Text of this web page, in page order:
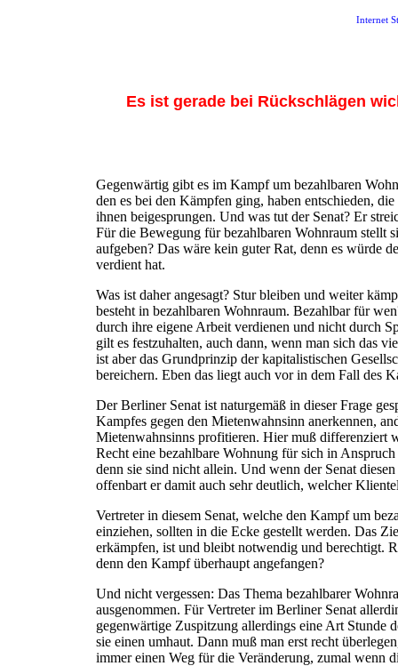
Internet
Es ist gerade bei Rückschlägen
Gegenwärtig gibt es im Kampf um bezahlbaren
den es bei den Kämpfen ging, haben entschieden,
ihnen beigesprungen. Und was tut der Senat? Er
Für die Bewegung für bezahlbaren Wohnraum stellt
aufgeben? Das wäre kein guter Rat, denn es würde
verdient hat.
Was ist daher angesagt? Stur bleiben und weiter
besteht in bezahlbaren Wohnraum. Bezahlbar für
durch ihre eigene Arbeit verdienen und nicht durch
gilt es festzuhalten, auch dann, wenn man sich das
ist aber das Grundprinzip der kapitalistischen
bereichern. Eben das liegt auch vor in dem Fall des
Der Berliner Senat ist naturgemäß in dieser Frage
Kampfes gegen den Mietenwahnsinn anerkennen,
Mietenwahnsinns profitieren. Hier muß differenziert
Recht eine bezahlbare Wohnung für sich in
denn sie sind nicht allein. Und wenn der Senat
offenbart er damit auch sehr deutlich, welcher
Vertreter in diesem Senat, welche den Kampf um
einziehen, sollten in die Ecke gestellt werden. Das
erkämpfen, ist und bleibt notwendig und berechtigt.
denn den Kampf überhaupt angefangen?
Und nicht vergessen: Das Thema bezahlbarer
ausgenommen. Für Vertreter im Berliner Senat
gegenwärtige Zuspitzung allerdings eine Art Stunde
sie einen umhaut. Dann muß man erst recht
immer einen Weg für die Veränderung, zumal wenn